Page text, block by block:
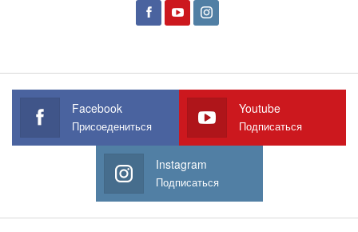
Facebook
Присоедениться
Youtube
Подписаться
Instagram
Подписаться